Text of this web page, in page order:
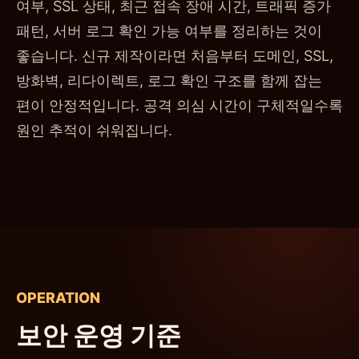
여부, SSL 상태, 최근 접속 장애 시간, 트래픽 증가
패턴, 서버 로그 확인 가능 여부를 정리하는 것이
좋습니다. 신규 제작이라면 처음부터 도메인, SSL,
방화벽, 리다이렉트, 로그 확인 구조를 함께 잡는
편이 안정적입니다. 공격 의심 시간이 구체적일수록
원인 추적이 쉬워집니다.
OPERATION
보안 운영 기준